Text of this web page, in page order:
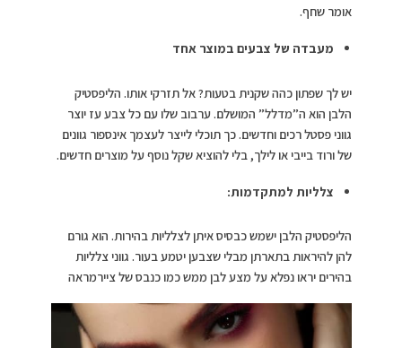
אומר שחף.
מעבדה של צבעים במוצר אחד
יש לך שפתון כהה שקנית בטעות? אל תזרקי אותו. הליפסטיק
הלבן הוא ה”מדלל” המושלם. ערבוב שלו עם כל צבע עז יוצר
גווני פסטל רכים וחדשים. כך תוכלי לייצר לעצמך אינספור גוונים
של ורוד בייבי או לילך, בלי להוציא שקל נוסף על מוצרים חדשים.
צלליות למתקדמות:
הליפסטיק הלבן ישמש כבסיס איתן לצלליות בהירות. הוא גורם
להן להיראות בתארתן מבלי שצבען יטמע בעור. גווני צלליות
בהירים יראו נפלא על מצע לבן ממש כמו כנבס של ציירמראה